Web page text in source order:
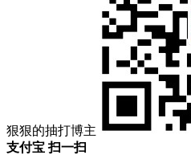
狠狠的抽打博主
支付宝 扫一扫